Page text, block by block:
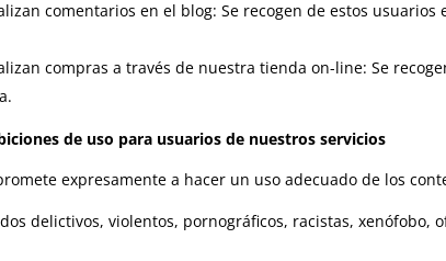
comentarios en el blog: Se recogen de estos
compras a través de nuestra tienda on-line: Se
de uso para usuarios de nuestros servicios
expresamente a hacer un uso adecuado de los
delictivos, violentos, pornográficos, racistas,